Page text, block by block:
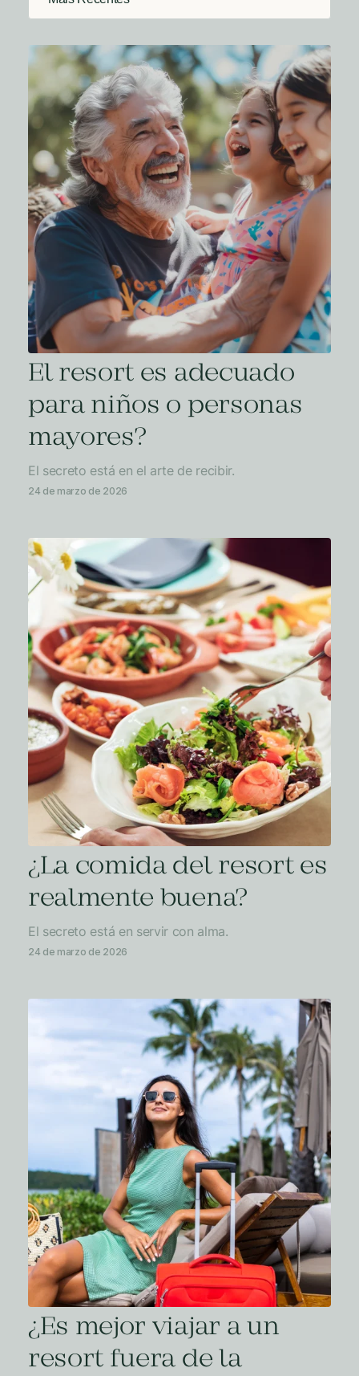
El resort es adecuado
para niños o personas
mayores?
El secreto está en el arte de recibir.
24 de marzo de 2026
¿La comida del resort es
realmente buena?
El secreto está en servir con alma.
24 de marzo de 2026
¿Es mejor viajar a un
resort fuera de la